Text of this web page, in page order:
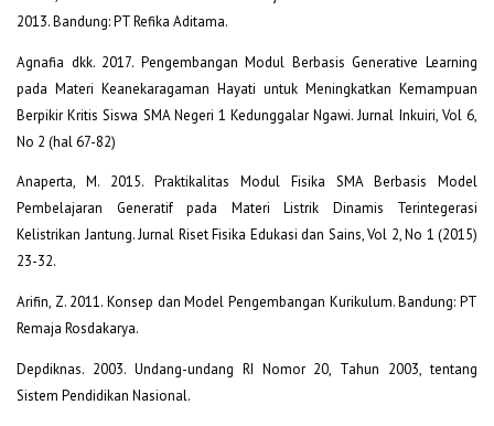
2013. Bandung: PT Refika Aditama.
Agnafia dkk. 2017. Pengembangan Modul Berbasis Generative Learning
pada Materi Keanekaragaman Hayati untuk Meningkatkan Kemampuan
Berpikir Kritis Siswa SMA Negeri 1 Kedunggalar Ngawi. Jurnal Inkuiri, Vol 6,
No 2 (hal 67-82)
Anaperta, M. 2015. Praktikalitas Modul Fisika SMA Berbasis Model
Pembelajaran Generatif pada Materi Listrik Dinamis Terintegerasi
Kelistrikan Jantung. Jurnal Riset Fisika Edukasi dan Sains, Vol 2, No 1 (2015)
23-32.
Arifin, Z. 2011. Konsep dan Model Pengembangan Kurikulum. Bandung: PT
Remaja Rosdakarya.
Depdiknas. 2003. Undang-undang RI Nomor 20, Tahun 2003, tentang
Sistem Pendidikan Nasional.